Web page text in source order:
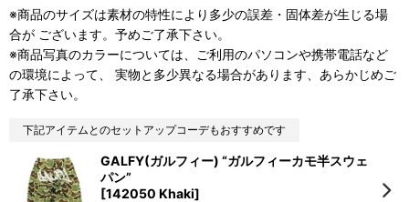
※商品のサイズは素材の特性により多少の誤差・固体差が生じる場
合が ございます。予めご了承下さい。
※商品写真のカラーについては、ご利用のパソコンや携帯電話など
の環境によって、 実物と多少異なる場合があります、あらかじめご
了承下さい。
下記アイテムとのセットアップコーデもおすすめです
GALFY(ガルフィー) “ガルフィーカモ半スウェ
パン”
[142050 Khaki]